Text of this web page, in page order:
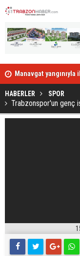
Manavgat
HABERLER SPOR
Trabzonspor'un genç